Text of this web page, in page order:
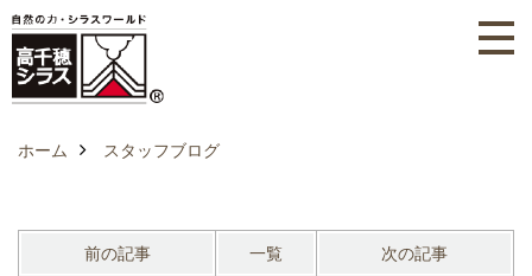
ホーム スタッフブログ
前の記事 一覧 次の記事